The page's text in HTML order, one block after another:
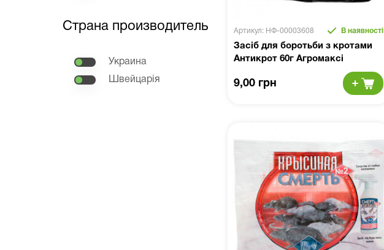
Страна производитель
Украина
Швейцарія
Артикул: НФ-00003608 В наявності
Засіб для боротьби з кротами
Антикрот 60г Агромаксі
9,00 грн